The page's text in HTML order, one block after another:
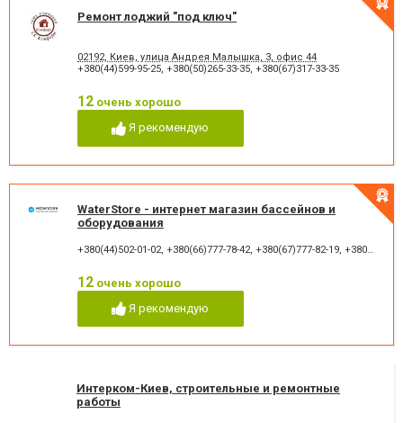
Ремонт лоджий "под ключ"
02192, Киев, улица Андрея Малышка, 3, офис 44
+380(44)599-95-25, +380(50)265-33-35, +380(67)317-33-35
12 очень хорошо
Я рекомендую
WaterStore - интернет магазин бассейнов и
оборудования
+380(44)502-01-02, +380(66)777-78-42, +380(67)777-82-19, +380(67)890-80-80
12 очень хорошо
Я рекомендую
Интерком-Киев, строительные и ремонтные
работы